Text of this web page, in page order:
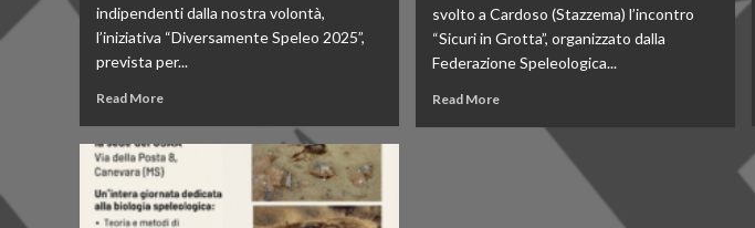
indipendenti dalla nostra volontà,
l’iniziativa “Diversamente Speleo 2025”,
prevista per...
Read More
svolto a Cardoso (Stazzema) l’incontro
“Sicuri in Grotta”, organizzato dalla
Federazione Speleologica...
Read More